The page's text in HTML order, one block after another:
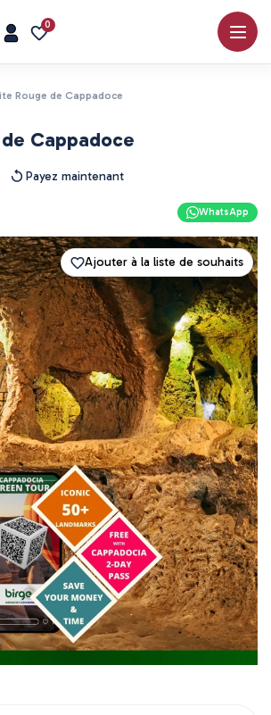
0
Rouge de Cappadoce
Cappadoce
Payez maintenant
WhatsApp
Ajouter à la liste de souhaits